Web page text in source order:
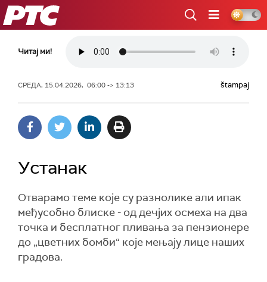
РТС
Читај ми!
СРЕДА, 15.04.2026, 06:00 -> 13:13 štampaj
Устанак
Отварамо теме које су разнолике али ипак
међусобно блиске - од дечјих осмеха на два
точка и бесплатног пливања за пензионере
до „цветних бомби“ које мењају лице наших
градова.